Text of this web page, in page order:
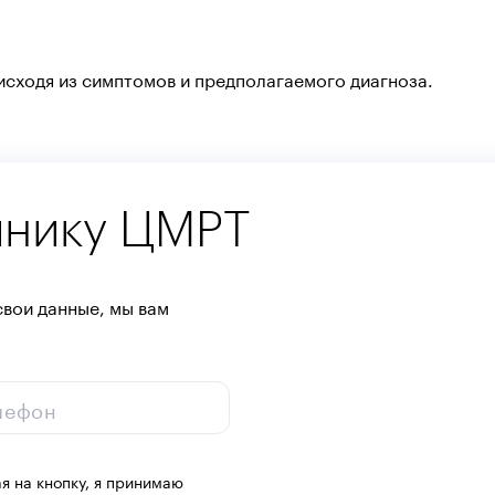
из симптомов и предполагаемого диагноза.
ЦМРТ
данные, мы вам
на кнопку, я принимаю